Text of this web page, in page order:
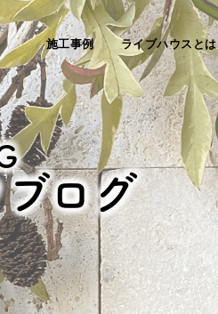
施工事例 ライブハウスとは
ログ